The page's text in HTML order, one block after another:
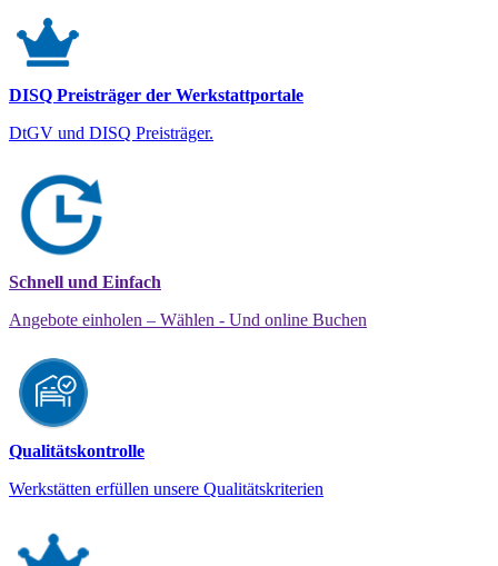
DISQ Preisträger der Werkstattportale
DtGV und DISQ Preisträger.
Schnell und Einfach
Angebote einholen – Wählen - Und online Buchen
Qualitätskontrolle
Werkstätten erfüllen unsere Qualitätskriterien